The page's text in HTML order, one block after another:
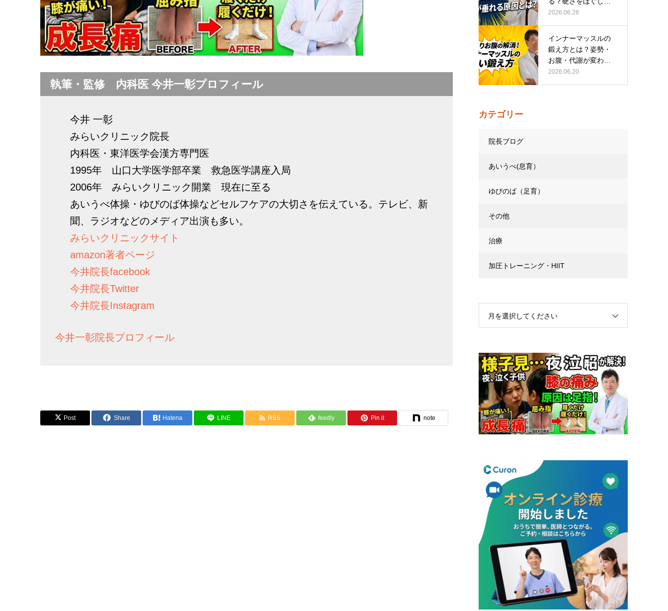
執筆・監修 内科医 今井一彰プロフィール
今井 一彰
みらいクリニック院長
内科医・東洋医学会漢方専門医
1995年 山口大学医学部卒業 救急医学講座入局
2006年 みらいクリニック開業 現在に至る
あいうべ体操・ゆびのば体操などセルフケアの大切さを伝えている。テレビ、新
聞、ラジオなどのメディア出演も多い。
みらいクリニックサイト
amazon著者ページ
今井院長facebook
今井院長Twitter
今井院長Instagram
今井一彰院長プロフィール
Post Share Hatena LINE RSS feedly Pin it note
整える正しい方…
2026.06.26
インナーマッスルの
鍛え方とは？姿勢・
お腹・代謝が変わる
トレーニング…
2026.06.20
カテゴリー
院長ブログ
あいうべ(息育）
ゆびのば（足育）
その他
治療
加圧トレーニング・HIIT
月を選択してください